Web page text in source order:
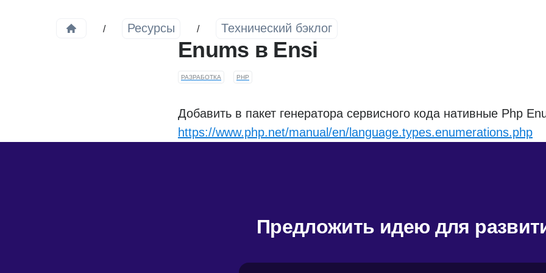
Ресурсы Технический бэклог
Enums в Ensi
РАЗРАБОТКА PHP
Добавить в пакет генератора сервисного кода нативные Php
https://www.php.net/manual/en/language.types.enumerations.php
Предложить идею для